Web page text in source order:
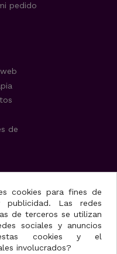
pedido
de
cookies para fines de
publicidad. Las redes
de terceros se utilizan
sociales y anuncios
estas cookies y el
involucrados?